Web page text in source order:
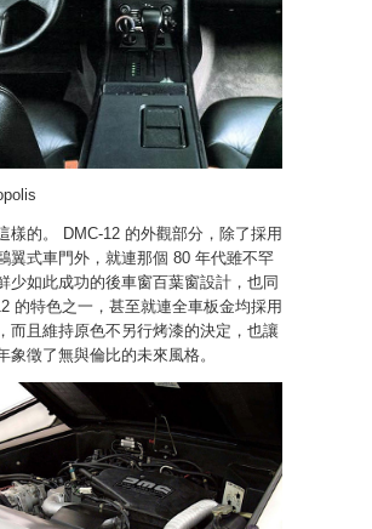
樣的。 DMC-12 的外觀部分，除了採用
翼式車門外，就連那個 80 年代雖不罕
少如此成功的後車窗百葉窗設計，也同
的特色之一，甚至就連全車板金均採用
而且維持原色不另行烤漆的決定，也讓
象徵了無與倫比的未來風格。